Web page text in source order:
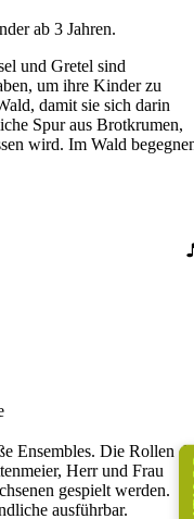
ab 3 Jahren.
und Gretel sind
um ihre Kinder zu
damit sie sich darin
Spur aus Brotkrumen,
wird. Im Wald
Ensembles. Die Rollen
Herr und Frau
gespielt werden.
ausführbar.